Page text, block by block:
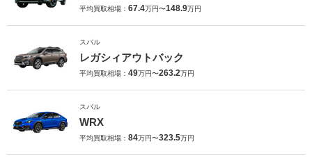
平均買取相場： 67.4万円〜148.9万円
スバル
レガシィアウトバック
平均買取相場： 49万円〜263.2万円
スバル
WRX
平均買取相場： 84万円〜323.5万円